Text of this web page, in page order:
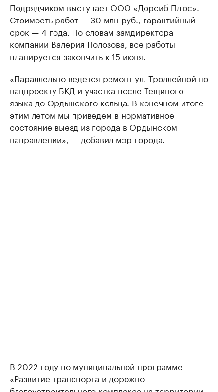
Подрядчиком выступает ООО «Дорсиб Плюс».
Стоимость работ — 30 млн руб., гарантийный
срок — 4 года. По словам замдиректора
компании Валерия Полозова, все работы
планируется закончить к 15 июня.
«Параллельно ведется ремонт ул. Троллейной по
нацпроекту БКД и участка после Тещиного
языка до Ордынского кольца. В конечном итоге
этим летом мы приведем в нормативное
состояние выезд из города в Ордынском
направлении», — добавил мэр города.
В 2022 году по муниципальной программе
«Развитие транспорта и дорожно-